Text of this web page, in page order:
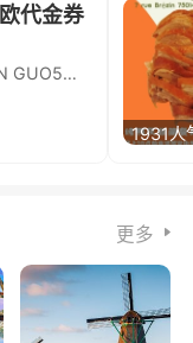
代金券
郭氏夫妻肺片MAISON GUO5欧代金券限量兑换啦！
1931人
更多